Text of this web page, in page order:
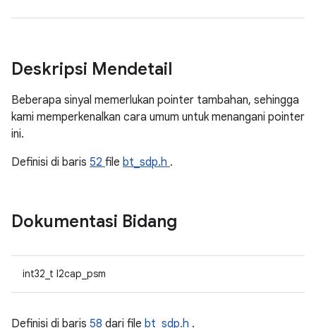
Deskripsi Mendetail
Beberapa sinyal memerlukan pointer tambahan, sehingga
kami memperkenalkan cara umum untuk menangani pointer
ini.
Definisi di baris 52 file bt_sdp.h .
Dokumentasi Bidang
int32_t l2cap_psm
Definisi di baris 58 dari file bt_sdp.h .